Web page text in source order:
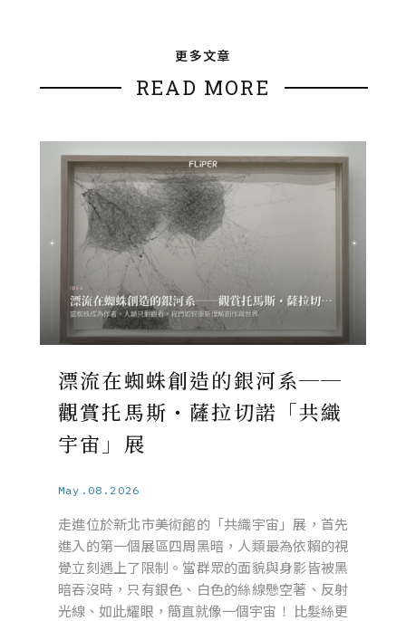
更多文章
READ MORE
漂流在蜘蛛創造的銀河系──
觀賞托馬斯・薩拉切諾「共織
宇宙」展
May.08.2026
走進位於新北市美術館的「共織宇宙」展，首先
進入的第一個展區四周黑暗，人類最為依賴的視
覺立刻遇上了限制。當群眾的面貌與身影皆被黑
暗吞沒時，只有銀色、白色的絲線懸空著、反射
光線、如此耀眼，簡直就像一個宇宙！ 比髮絲更